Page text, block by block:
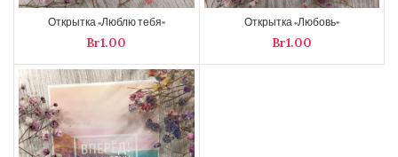
Открытка «Люблю тебя»
Br
Открытка «Любовь»
Br